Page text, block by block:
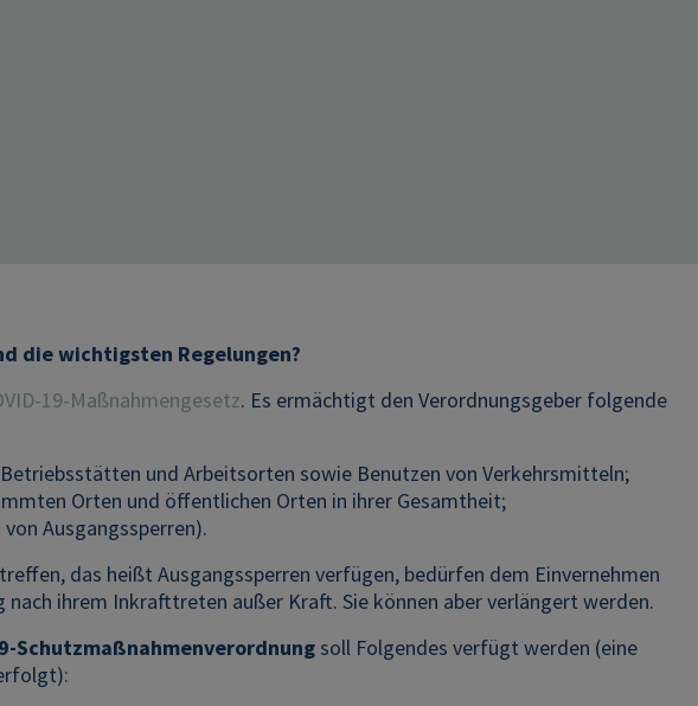
die wichtigsten Regelungen?
19-Maßnahmengesetz. Es ermächtigt den Verordnungsgeber folgende
und Arbeitsorten sowie Benutzen von Verkehrsmitteln;
Orten und öffentlichen Orten in ihrer Gesamtheit;
Ausgangssperren).
das heißt Ausgangssperren verfügen, bedürfen dem Einvernehmen
ihrem Inkrafttreten außer Kraft. Sie können aber verlängert werden.
Schutzmaßnahmenverordnungsoll Folgendes verfügt werden (eine